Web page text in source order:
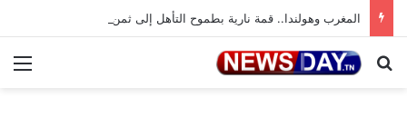
المغرب وهولندا.. قمة نارية بطموح التأهل إلى ثمن النهائي
بحث عن